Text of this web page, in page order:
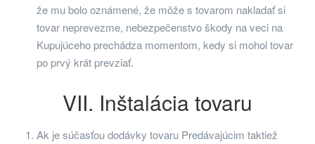
že mu bolo oznámené, že môže s tovarom nakladať si
tovar neprevezme, nebezpečenstvo škody na veci na
Kupujúceho prechádza momentom, kedy si mohol tovar
po prvý krát prevziať.
VII. Inštalácia tovaru
Ak je súčasťou dodávky tovaru Predávajúcim taktiež